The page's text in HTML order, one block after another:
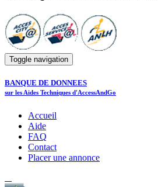
Toggle navigation
BANQUE DE DONNEES
sur les Aides Techniques d'AccessAndGo
Accueil
Aide
FAQ
Contact
Placer une annonce